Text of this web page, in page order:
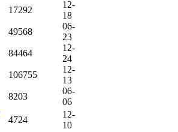
17292
12-
18
49568
06-
23
84464
12-
24
106755
12-
13
8203
06-
06
4724
12-
10